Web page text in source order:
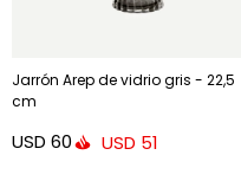
Jarrón Arep de vidrio gris - 22,5
cm
USD 60 USD 51